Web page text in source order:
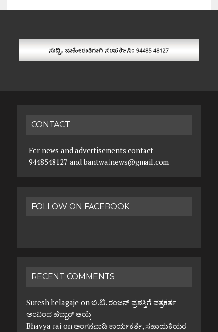
CONTACT
For news and advertisements contact
9448548127 and bantwalnews@gmail.com
FOLLOW ON FACEBOOK
RECENT COMMENTS
Suresh belagaje on ಬಿ.ಟಿ. ರಂಜನ್ ಪ್ರಶಸ್ತಿಗೆ ಪತ್ರಕರ್ತ
ಅರವಿಂದ ಹೆಬ್ಬಾರ್ ಆಯ್ಕೆ
Bhavya raion ಅಂಗನವಾಡಿ ಕಾರ್ಯಕರ್ತೆ, ಸಹಾಯಕಿಯರ